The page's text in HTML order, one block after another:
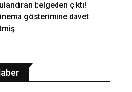
belgeden çıktı!
gösterimine davet